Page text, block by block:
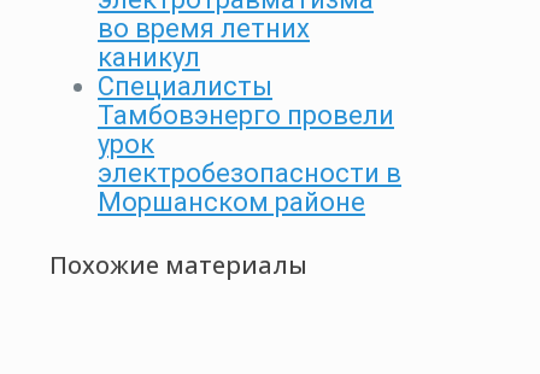
во время летних
каникул
Специалисты
Тамбовэнерго провели
урок
электробезопасности в
Моршанском районе
Похожие материалы